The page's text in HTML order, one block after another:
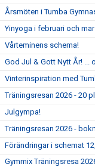
Årsmöten i Tumba
Yinyoga i februari och
Vårteminens schema!
God Jul & Gott Nytt År! ...
Vinterinspiration med
Träningsresan 2026 - 20
Julgympa!
Träningsresan 2026 -
Förändringar i schemat
Gymmix Träningsresa